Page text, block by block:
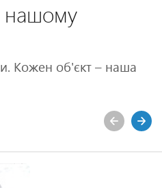
нашому
Кожен об'єкт – наша